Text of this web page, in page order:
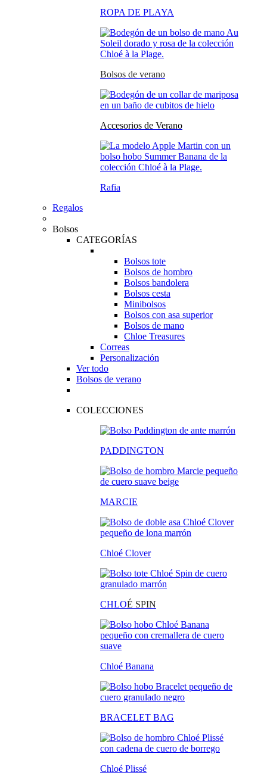
ROPA DE PLAYA
Bolsos de verano
Accesorios de Verano
Rafia
Regalos
Bolsos
CATEGORÍAS
Bolsos tote
Bolsos de hombro
Bolsos bandolera
Bolsos cesta
Minibolsos
Bolsos con asa superior
Bolsos de mano
Chloe Treasures
Correas
Personalización
Ver todo
Bolsos de verano
COLECCIONES
PADDINGTON
MARCIE
Chloé Clover
CHLOÉ SPIN
Chloé Banana
BRACELET BAG
Chloé Plissé